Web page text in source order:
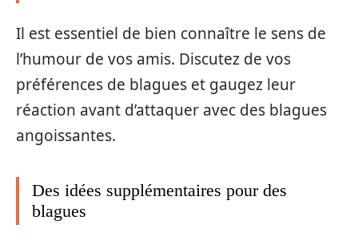
Il est essentiel de bien connaître le sens de
l’humour de vos amis. Discutez de vos
préférences de blagues et gaugez leur
réaction avant d’attaquer avec des blagues
angoissantes.
Des idées supplémentaires pour des
blagues